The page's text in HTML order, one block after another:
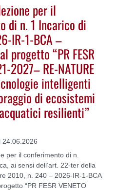
per il
di n. 1 Incarico di
IR-1-BCA –
progetto “PR FESR
2027– RE-NATURE
intelligenti
di ecosistemi
resilienti”
24.06.2026
per il conferimento di n.
ai sensi dell’art. 22-ter della
2010, n. 240 – 2026-IR-1-BCA
“PR FESR VENETO